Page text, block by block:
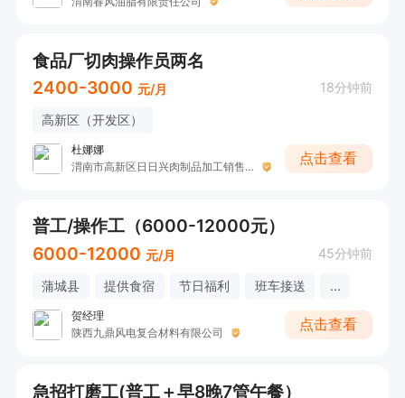
食品厂切肉操作员两名
2400-3000 元/月 18分钟前
高新区（开发区）
杜娜娜
渭南市高新区日日兴肉制品加工销售坊
点击查看
普工/操作工（6000-12000元）
6000-12000 元/月 45分钟前
蒲城县 提供食宿 节日福利 班车接送 ...
贺经理
陕西九鼎风电复合材料有限公司
点击查看
急招打磨工(普工＋早8晚7管午餐）